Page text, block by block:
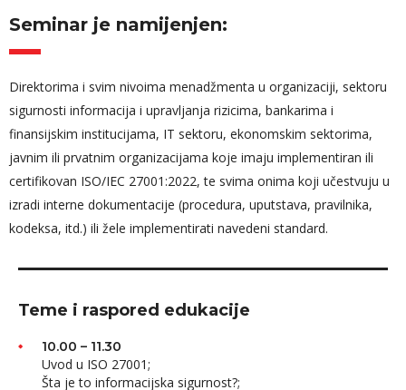
Seminar je namijenjen:
Direktorima i svim nivoima menadžmenta u organizaciji, sektoru
sigurnosti informacija i upravljanja rizicima, bankarima i
finansijskim institucijama, IT sektoru, ekonomskim sektorima,
javnim ili prvatnim organizacijama koje imaju implementiran ili
certifikovan ISO/IEC 27001:2022, te svima onima koji učestvuju u
izradi interne dokumentacije (procedura, uputstava, pravilnika,
kodeksa, itd.) ili žele implementirati navedeni standard.
Teme i raspored edukacije
10.00 – 11.30
Uvod u ISO 27001;
Šta je to informacijska sigurnost?;